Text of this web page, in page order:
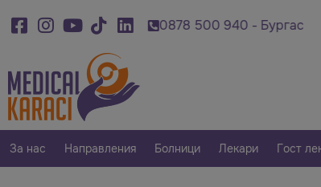
- Варна 0878 500 940 - Бургас
За нас Направления Болници Лекари Гост